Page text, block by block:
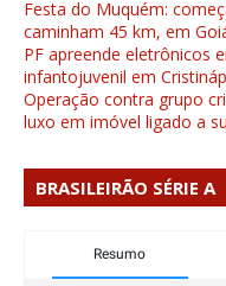
Festa do Muquém:
caminham 45 km, em
PF apreende eletrônicos
infantojuvenil em
Operação contra grupo
luxo em imóvel ligado a
BRASILEIRÃO SÉRIE A
Resumo